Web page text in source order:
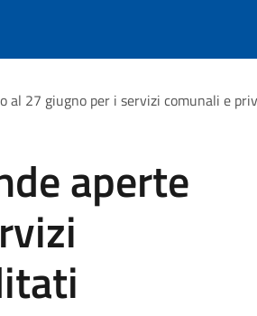
al 27 giugno per i servizi comunali e
aperte